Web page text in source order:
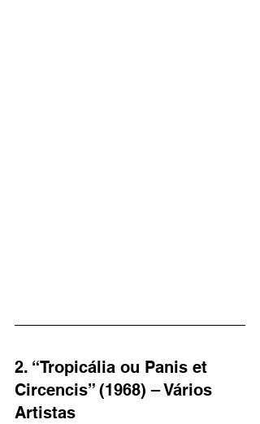
2. “Tropicália ou Panis et
Circencis” (1968) – Vários
Artistas